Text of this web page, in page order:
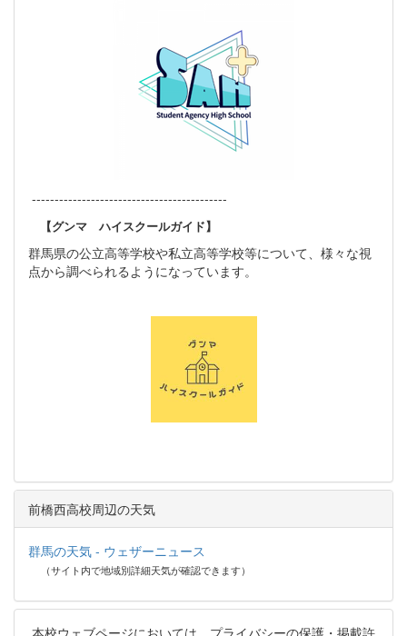
-------------------------------------------
【グンマ ハイスクールガイド】
群馬県の公立高等学校や私立高等学校等について、様々な視
点から調べられるようになっています。
前橋西高校周辺の天気
群馬の天気 - ウェザーニュース
（サイト内で地域別詳細天気が確認できます）